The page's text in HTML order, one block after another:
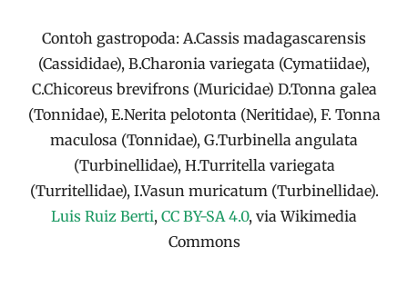
Contoh gastropoda: A.Cassis madagascarensis
(Cassididae), B.Charonia variegata (Cymatiidae),
C.Chicoreus brevifrons (Muricidae) D.Tonna galea
(Tonnidae), E.Nerita pelotonta (Neritidae), F. Tonna
maculosa (Tonnidae), G.Turbinella angulata
(Turbinellidae), H.Turritella variegata
(Turritellidae), I.Vasun muricatum (Turbinellidae).
Luis Ruiz Berti, CC BY-SA 4.0, via Wikimedia
Commons